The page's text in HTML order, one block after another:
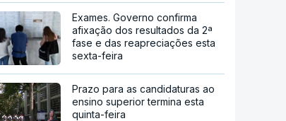
Exames. Governo confirma
afixação dos resultados da 2ª
fase e das reapreciações esta
sexta-feira
Prazo para as candidaturas ao
ensino superior termina esta
quinta-feira